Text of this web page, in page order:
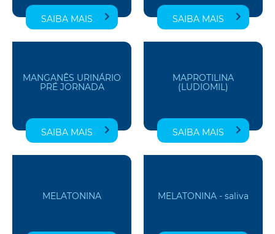
SAIBA MAIS SAIBA MAIS
MANGANÊS URINÁRIO
PRÉ JORNADA
SAIBA MAIS
MAPROTILINA
(LUDIOMIL)
SAIBA MAIS
MELATONINA MELATONINA - saliva